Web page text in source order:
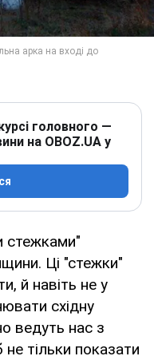
головного —
на OBOZ.UA у
стежками"
Ці "стежки"
й навіть не у
східну
ведуть нас з
тільки показати